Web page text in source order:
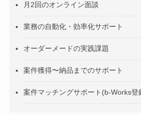
月2回のオンライン面談
業務の自動化・効率化サポート
オーダーメードの実践課題
案件獲得〜納品までのサポート
案件マッチングサポート(b-Works登